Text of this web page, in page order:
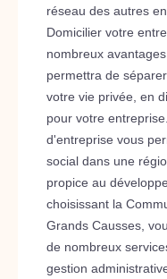
réseau des autres
Domicilier votre
nombreux
permettra de
votre vie privée, en
pour votre
d'entreprise vous
social dans une
propice au
choisissant la
Grands Causses,
de nombreux
gestion